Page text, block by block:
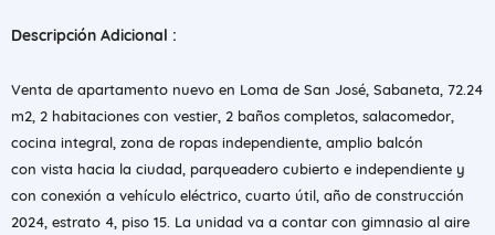
Descripción Adicional :
Venta de apartamento nuevo en Loma de San José, Sabaneta, 72.24
m2, 2 habitaciones con vestier, 2 baños completos, salacomedor,
cocina integral, zona de ropas independiente, amplio balcón
con vista hacia la ciudad, parqueadero cubierto e independiente y
con conexión a vehículo eléctrico, cuarto útil, año de construcción
2024, estrato 4, piso 15. La unidad va a contar con gimnasio al aire